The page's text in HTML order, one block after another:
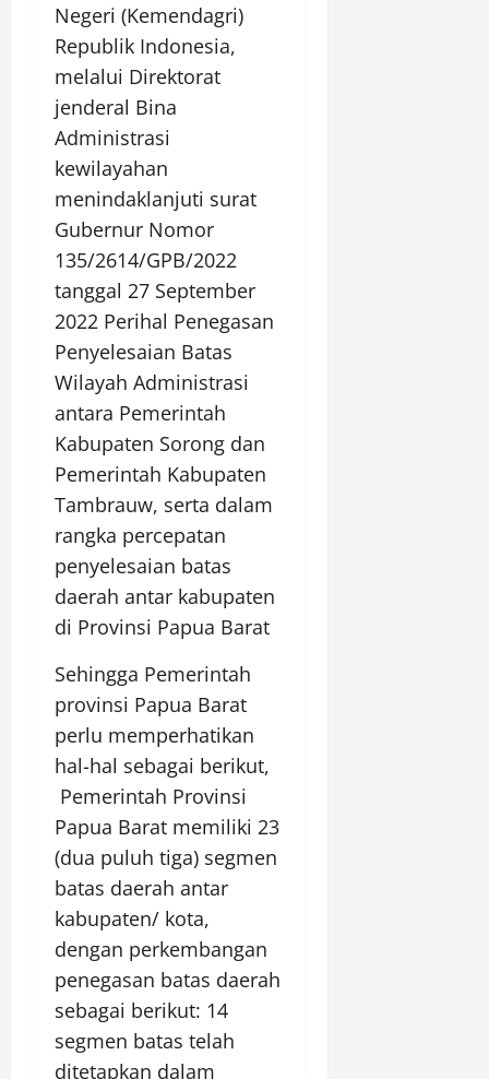
Negeri (Kemendagri)
Republik Indonesia,
melalui Direktorat
jenderal Bina
Administrasi
kewilayahan
menindaklanjuti surat
Gubernur Nomor
135/2614/GPB/2022
tanggal 27 September
2022 Perihal Penegasan
Penyelesaian Batas
Wilayah Administrasi
antara Pemerintah
Kabupaten Sorong dan
Pemerintah Kabupaten
Tambrauw, serta dalam
rangka percepatan
penyelesaian batas
daerah antar kabupaten
di Provinsi Papua Barat
Sehingga Pemerintah
provinsi Papua Barat
perlu memperhatikan
hal-hal sebagai berikut,
Pemerintah Provinsi
Papua Barat memiliki 23
(dua puluh tiga) segmen
batas daerah antar
kabupaten/ kota,
dengan perkembangan
penegasan batas daerah
sebagai berikut: 14
segmen batas telah
ditetapkan dalam